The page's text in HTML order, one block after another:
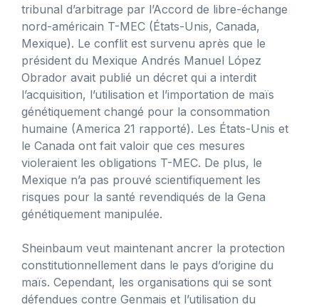
tribunal d’arbitrage par l’Accord de libre-échange
nord-américain T-MEC (États-Unis, Canada,
Mexique). Le conflit est survenu après que le
président du Mexique Andrés Manuel López
Obrador avait publié un décret qui a interdit
l’acquisition, l’utilisation et l’importation de maïs
génétiquement changé pour la consommation
humaine (America 21 rapporté). Les États-Unis et
le Canada ont fait valoir que ces mesures
violeraient les obligations T-MEC. De plus, le
Mexique n’a pas prouvé scientifiquement les
risques pour la santé revendiqués de la Gena
génétiquement manipulée.
Sheinbaum veut maintenant ancrer la protection
constitutionnellement dans le pays d’origine du
maïs. Cependant, les organisations qui se sont
défendues contre Genmais et l’utilisation du